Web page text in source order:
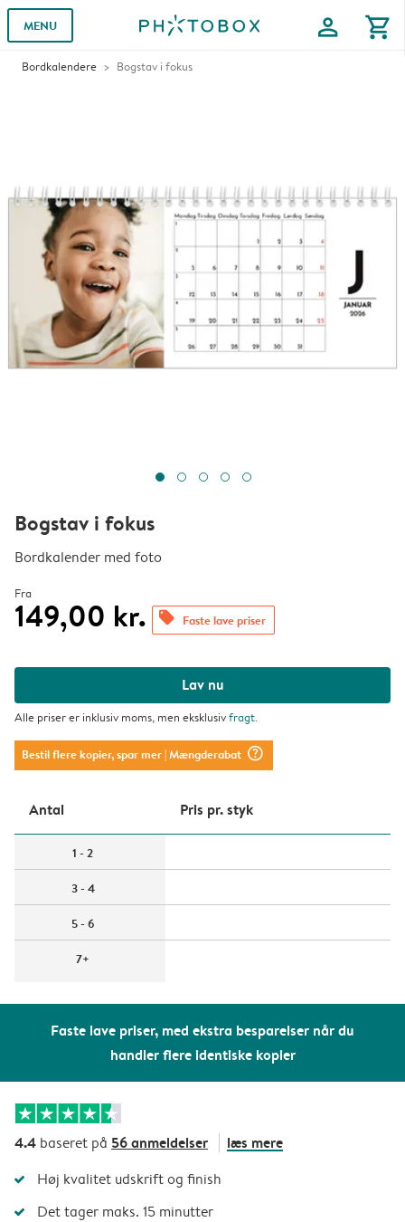
MENU profile shopping_cart
Bordkalendere Bogstav i fokus
Faste lave priser, med ekstra besparelser når du
handler flere identiske kopier
Bogstav i fokus
Bordkalender med foto
Fra
149,00 kr. offers Faste lave priser
Lav nu
Alle priser er inklusiv moms, men eksklusivfragt.
Bestil flere kopier, spar mer| Mængderabat question_mark_circle
Antal Pris pr. styk
1 - 2
3 - 4
5 - 6
7+
4.4 baseret på 56 anmeldelser læs mere
Høj kvalitet udskrift og finish
Det tager maks. 15 minutter